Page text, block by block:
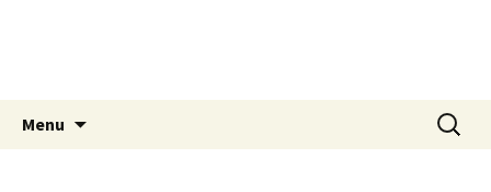
Menu
Search
for: